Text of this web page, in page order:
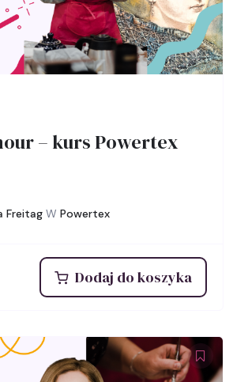
– kurs Powertex
Freitag W Powertex
Dodaj do koszyka